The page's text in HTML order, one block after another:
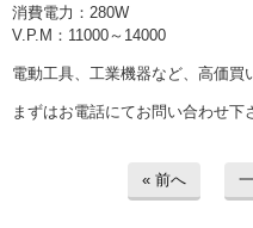
消費電力：280W
V.P.M：11000～14000
電動工具、工業機器など、高価買
まずはお電話にてお問い合わせ下
« 前へ